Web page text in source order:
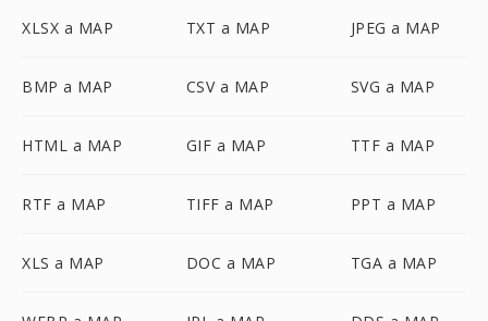
XLSX a MAP TXT a MAP JPEG a MAP
BMP a MAP CSV a MAP SVG a MAP
HTML a MAP GIF a MAP TTF a MAP
RTF a MAP TIFF a MAP PPT a MAP
XLS a MAP DOC a MAP TGA a MAP